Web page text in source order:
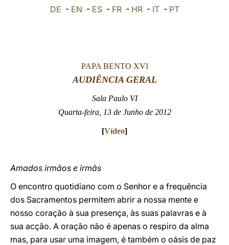
DE - EN - ES- FR- HR- IT- PT
PAPA BENTO XVI
AUDIÊNCIA GERAL
Sala Paulo VI
Quarta-feira, 13 de Junho de 2012
[Vídeo]
Amados irmãos e irmãs
O encontro quotidiano com o Senhor e a frequência
dos Sacramentos permitem abrir a nossa mente e
nosso coração à sua presença, às suas palavras e à
sua acção. A oração não é apenas o respiro da alma
mas, para usar uma imagem, é também o oásis de paz